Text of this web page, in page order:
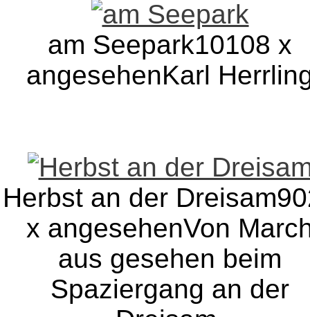
am Seepark10108 x
angesehenKarl
Herbst an der Dreisam
x angesehenVon
aus gesehen beim
Spaziergang an der